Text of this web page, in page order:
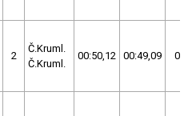
2
Č.Kruml.
Č.Kruml.
00:50,12 00:49,09